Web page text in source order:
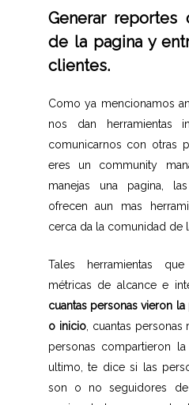
Generar reportes
de la pagina y
clientes.
Como ya mencionamos
nos dan herramientas
comunicarnos con otras
eres un community
manejas una pagina,
ofrecen aun mas
cerca da la comunidad de
Tales herramientas
métricas de alcance e
cuantas personas vieron
o inicio, cuantas personas
personas compartieron
ultimo, te dice si las
son o no seguidores